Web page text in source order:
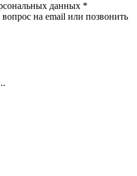
данных *
на email или позвонить